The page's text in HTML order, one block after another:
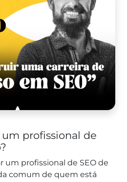
profissional de
um profissional de SEO de
comum de quem está